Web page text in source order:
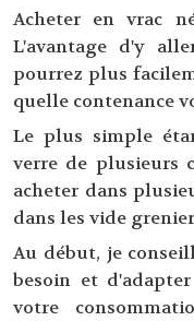
Acheter en vrac
L'avantage d'y
pourrez plus
quelle contenance
Le plus simple
verre de plusieurs
acheter dans
dans les vide
Au début, je
besoin et
votre